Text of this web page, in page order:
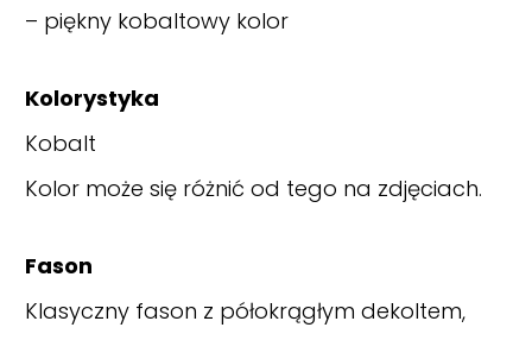
– piękny kobaltowy kolor
Kolorystyka
Kobalt
Kolor może się różnić od tego na zdjęciach.
Fason
Klasyczny fason z półokrągłym dekoltem,